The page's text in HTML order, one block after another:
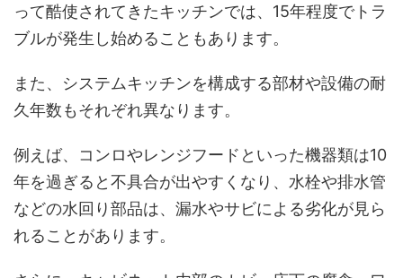
って酷使されてきたキッチンでは、15年程度でトラ
ブルが発生し始めることもあります。
また、システムキッチンを構成する部材や設備の耐
久年数もそれぞれ異なります。
例えば、コンロやレンジフードといった機器類は10
年を過ぎると不具合が出やすくなり、水栓や排水管
などの水回り部品は、漏水やサビによる劣化が見ら
れることがあります。